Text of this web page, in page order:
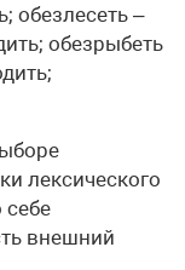
обезлесеть –
обезрыбеть
лексического
себе
внешний